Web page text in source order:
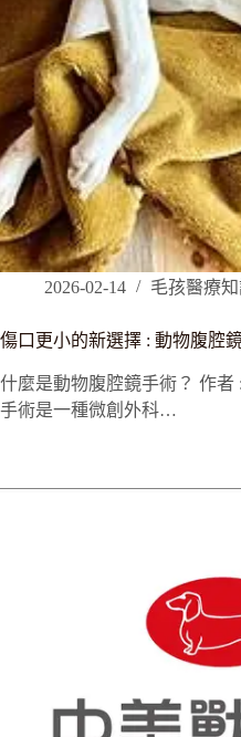
2026-02-14 毛孩醫療
傷口更小的新選擇 : 動物腹腔
什麼是動物腹腔鏡手術？ 作
手術是一種微創外科…